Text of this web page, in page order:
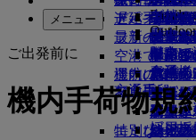
ミート
ートの
new tab
ドバイ
交通手段
空港送
レンタ
チェッ
フライト状
ドバイ国際
エミレ
ターミ
空港送
シャト
遅延手荷物
iceの
ice TV
機内
お子様
お食事
ファー
ビジネ
ファー
ビジネ
世界各
パート
有料で
マルハ
エミレーツ
子供お
チャイ
空港で
機内にて
お子様
幼児連
幼児の
グルー
安全
財務の
責任あ
エミレーツ
エミレ
採用採
ディスカバ
最新の目的
ヘルシ
杭州
ダナン
深圳
シェム
Family
自然の
歴史と
都市で
食通の
マイ・
マイル
マイル
マイル
マイル
スカイ
プログ
よくあ
手荷物
ート
ドバイ
運航の変更
最近の
フライ
特別なお手
その他
特別支
手荷物
旅行の
空港で
エミレ
エミレ
メニュー
ご出発前に
機内手荷物規